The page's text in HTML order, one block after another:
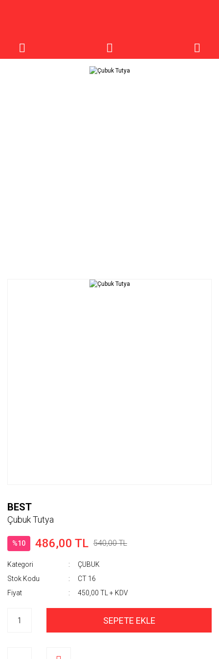
BEST
Çubuk Tutya
%10 486,00 TL 540,00 TL
Kategori
ÇUBUK
Stok Kodu
CT 16
Fiyat
450,00 TL + KDV
SEPETE EKLE